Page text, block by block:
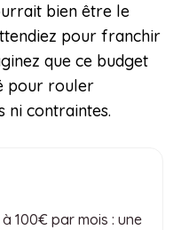
bien être le
pour franchir
que ce budget
pour rouler
ni contraintes.
100€ par mois : une